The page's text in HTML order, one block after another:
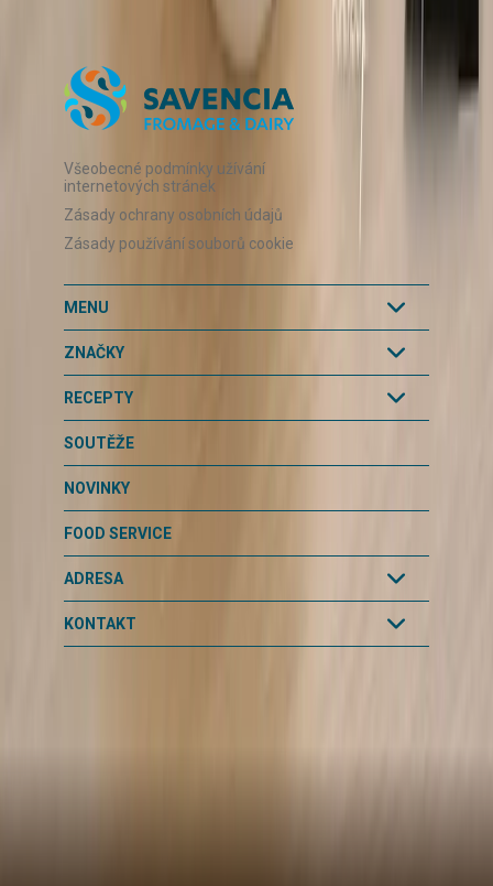
Všeobecné podmínky užívání
internetových stránek
Zásady ochrany osobních údajů
Zásady používání souborů cookie
MENU
ZNAČKY
RECEPTY
SOUTĚŽE
NOVINKY
FOOD SERVICE
ADRESA
KONTAKT